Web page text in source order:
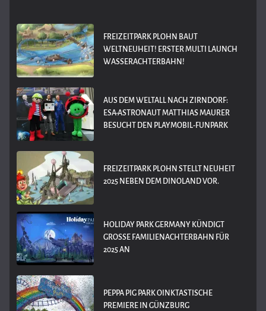
FREIZEITPARK PLOHN BAUT
WELTNEUHEIT! ERSTER MULTI LAUNCH
WASSERACHTERBAHN!
AUS DEM WELTALL NACH ZIRNDORF:
ESA-ASTRONAUT MATTHIAS MAURER
BESUCHT DEN PLAYMOBIL-FUNPARK
FREIZEITPARK PLOHN STELLT NEUHEIT
2025 NEBEN DEM DINOLAND VOR.
HOLIDAY PARK GERMANY KÜNDIGT
GROSSE FAMILIENACHTERBAHN FÜR 2
025 AN
PEPPA PIG PARK OINKTASTISCHE
PREMIERE IN GÜNZBURG